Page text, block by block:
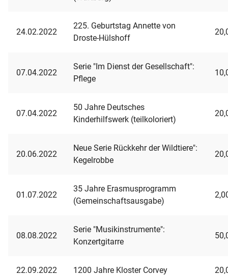
24.02.2022
225. Geburtstag Annette von
Droste-Hülshoff
07.04.2022
Serie "Im Dienst der Gesellschaft":
Pflege
07.04.2022
50 Jahre Deutsches
Kinderhilfswerk (teilkoloriert)
20.06.2022
Neue Serie Rückkehr der Wildtiere":
Kegelrobbe
01.07.2022
35 Jahre Erasmusprogramm
(Gemeinschaftsausgabe)
08.08.2022
Serie "Musikinstrumente":
Konzertgitarre
22.09.2022 1200 Jahre Kloster Corvey